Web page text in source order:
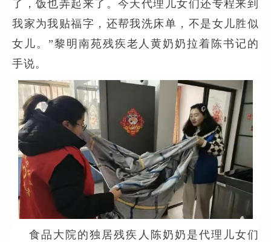
了，饭也弄起来了。今天代理儿女们还专程来到
我家为我贴福字，还帮我洗床单，不是女儿胜似
女儿。 ”黎明南苑残疾老人黄奶奶拉着陈书记的
手说。
食品大院的独居残疾人陈奶奶是代理儿女们